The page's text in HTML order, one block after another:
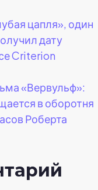
цапля», один
дату
Criterion
«Вервульф»:
в оборотня
Роберта